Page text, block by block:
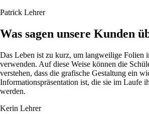
Patrick Lehrer
Was sagen unsere Kunden
Das Leben ist zu kurz, um langweilige Folien
verwenden. Auf diese Weise können die
verstehen, dass die grafische Gestaltung ein
Informationspräsentation ist, die sie im Laufe
werden.
Kerin Lehrer